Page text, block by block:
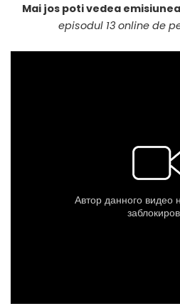
Mai jos poti vedea emisiunea
episodul 13 online de